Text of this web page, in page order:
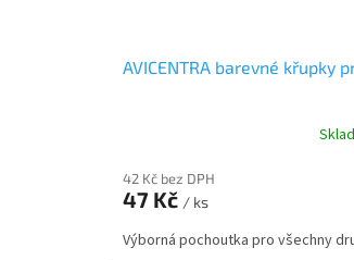
AVICENTRA barevné křupky
42 Kč bez DPH
47 Kč / ks
Výborná pochoutka pro všechny